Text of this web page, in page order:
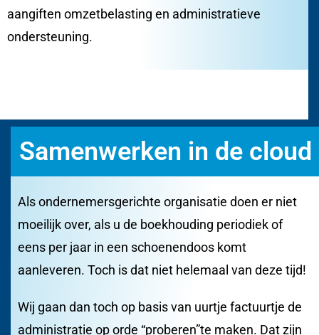
aangiften omzetbelasting en administratieve
ondersteuning.
Samenwerken in de cloud​
Als ondernemersgerichte organisatie doen er niet
moeilijk over, als u de boekhouding periodiek of
eens per jaar in een schoenendoos komt
aanleveren. Toch is dat niet helemaal van deze tijd!
Wij gaan dan toch op basis van uurtje factuurtje de
administratie op orde “proberen”te maken. Dat zijn